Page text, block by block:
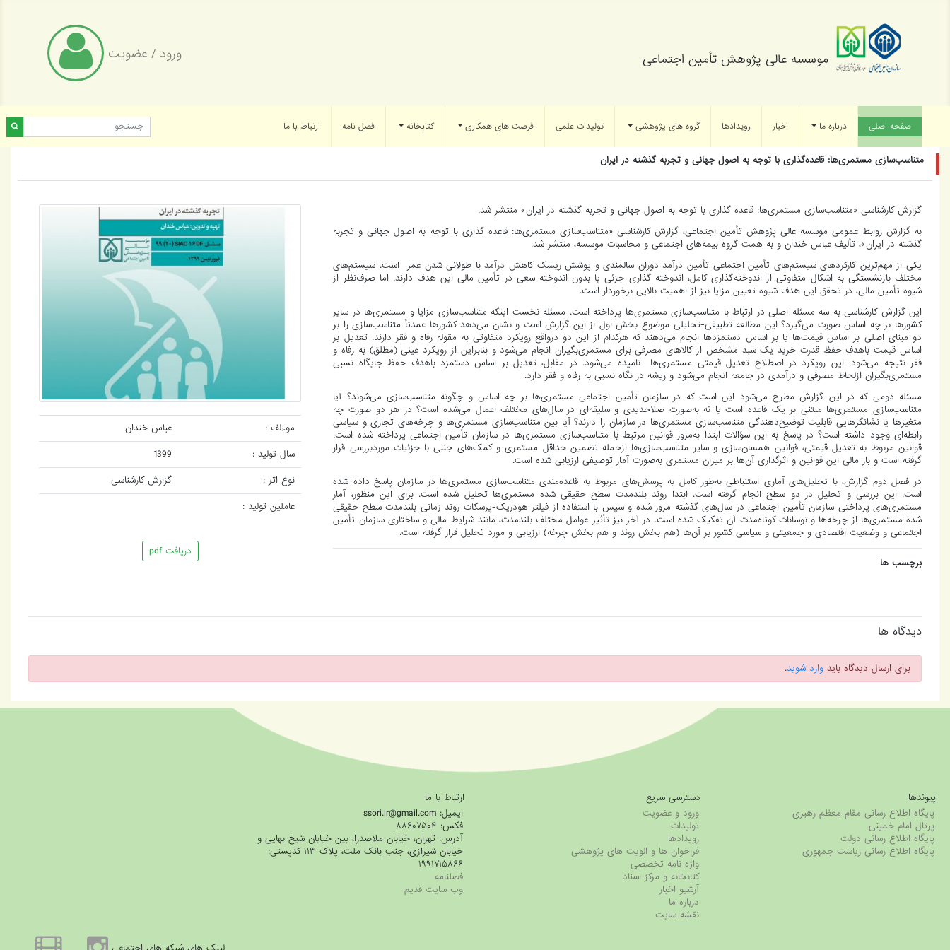
موسسه عالی پژوهش تأمین اجتماعی ورود / عضویت
صفحه اصلی درباره ما اخبار رویدادها گروه های پژوهشی تولیدات علمی فرصت های همکاری کتابخانه فصل نامه ارتباط با ما
متناسب‌سازی مستمری‌ها: قاعده‌گذاری با توجه به اصول جهانی و تجربه گذشته در ایران
گزارش کارشناسی «متناسب‌سازی مستمری‌ها: قاعده گذاری با توجه به اصول جهانی و تجربه گذشته در ایران» منتشر شد.
به گزارش روابط عمومی موسسه عالی پژوهش تأمین اجتماعی، گزارش کارشناسی «متناسب‌سازی مستمری‌ها: قاعده گذاری با توجه به اصول جهانی و تجربه
گذشته در ایران»، تألیف عباس خندان و به همت گروه بیمه‌های اجتماعی و محاسبات موسسه، منتشر شد.
یکی از مهم‌ترین کارکردهای سیستم‌های تأمین اجتماعی تأمین درآمد دوران سالمندی و پوشش ریسک کاهش درآمد با طولانی شدن عمر است. سیستم‌های
مختلف بازنشستگی به اشکال متفاوتی از اندوخته گذاری کامل، اندوخته گذاری جزئی یا بدون اندوخته سعی در تأمین مالی این هدف دارند. اما صرف‌نظر از
شیوه تأمین مالی، در تحقق این هدف شیوه تعیین مزایا نیز از اهمیت بالایی برخوردار است.
این گزارش کارشناسی به سه مسئله اصلی در ارتباط با متناسب‌سازی مستمری‌ها پرداخته است. مسئله نخست اینکه متناسب‌سازی مزایا و مستمری‌ها در سایر
کشورها بر چه اساس صورت می‌گیرد؟ این مطالعه تطبیقی-تحلیلی موضوع بخش اول از این گزارش است و نشان می‌دهد کشورها عمدتاً متناسب‌سازی را بر
دو مبنای اصلی بر اساس قیمت‌ها یا بر اساس دستمزدها انجام می‌دهند که هرکدام از این دو درواقع رویکرد متفاوتی به مقوله رفاه و فقر دارند. تعدیل بر
اساس قیمت باهدف حفظ قدرت خرید یک سبد مشخص از کالاهای مصرفی برای مستمری‌بگیران انجام می‌شود و بنابراین از رویکرد عینی (مطلق) به رفاه و
فقر نتیجه می‌شود. این رویکرد در اصطلاح تعدیل قیمتی مستمری‌ها نامیده می‌شود. در مقابل، تعدیل بر اساس دستمزد باهدف حفظ جایگاه نسبی
مستمری‌بگیران ازلحاظ مصرفی و درآمدی در جامعه انجام می‌شود و ریشه در نگاه نسبی به رفاه و فقر دارد.
مسئله دومی که در این گزارش مطرح می‌شود این است که در سازمان تأمین اجتماعی مستمری‌ها بر چه اساس و چگونه متناسب‌سازی می‌شوند؟ آیا
متناسب‌سازی مستمری‌ها مبتنی بر یک قاعده است یا نه به‌صورت صلاحدیدی و سلیقه‌ای در سال‌های مختلف اعمال می‌شده است؟ در هر دو صورت چه
متغیرها یا نشانگرهایی قابلیت توضیح‌دهندگی متناسب‌سازی مستمری‌ها در سازمان را دارند؟ آیا بین متناسب‌سازی مستمری‌ها و چرخه‌های تجاری و سیاسی
رابطه‌ای وجود داشته است؟ در پاسخ به این سؤالات ابتدا به‌مرور قوانین مرتبط با متناسب‌سازی مستمری‌ها در سازمان تأمین اجتماعی پرداخته شده است.
قوانین مربوط به تعدیل قیمتی، قوانین همسان‌سازی و سایر متناسب‌سازی‌ها ازجمله تضمین حداقل مستمری و کمک‌های جنبی با جزئیات موردبررسی قرار
گرفته است و بار مالی این قوانین و اثرگذاری آن‌ها بر میزان مستمری به‌صورت آمار توصیفی ارزیابی شده است.
در فصل دوم گزارش، با تحلیل‌های آماری استنباطی به‌طور کامل به پرسش‌های مربوط به قاعده‌مندی متناسب‌سازی مستمری‌ها در سازمان پاسخ داده شده
است. این بررسی و تحلیل در دو سطح انجام گرفته است. ابتدا روند بلندمدت سطح حقیقی شده مستمری‌ها تحلیل شده است. برای این منظور، آمار
مستمری‌های پرداختی سازمان تأمین اجتماعی در سال‌های گذشته مرور شده و سپس با استفاده از فیلتر هودریک-پرسکات روند زمانی بلندمدت سطح حقیقی
شده مستمری‌ها از چرخه‌ها و نوسانات کوتاه‌مدت آن تفکیک شده است. در آخر نیز تأثیر عوامل مختلف بلندمدت، مانند شرایط مالی و ساختاری سازمان تأمین
اجتماعی و وضعیت اقتصادی و جمعیتی و سیاسی کشور بر آن‌ها (هم بخش روند و هم بخش چرخه) ارزیابی و مورد تحلیل قرار گرفته است.
برچسب ها
موءلف :
عباس خندان
سال تولید :
1399
نوع اثر :
گزارش کارشناسی
عاملین تولید :
دریافت pdf
دیدگاه ها
برای ارسال دیدگاه باید وارد شوید.
پیوندها
پایگاه اطلاع رسانی مقام معظم رهبری
پرتال امام خمینی
پایگاه اطلاع رسانی دولت
پایگاه اطلاع رسانی ریاست جمهوری
دسترسی سریع
ورود و عضویت
تولیدات
رویدادها
فراخوان ها و الویت های پژوهشی
واژه نامه تخصصی
کتابخانه و مرکز اسناد
آرشیو اخبار
درباره ما
نقشه سایت
ارتباط با ما
ایمیل: ssori.ir@gmail.com
فکس: ۸۸۶۰۷۵۰۴
آدرس: تهران، خیابان ملاصدرا، بین خیابان شیخ بهایی و
خیابان شیرازی، جنب بانک ملت، پلاک ۱۱۳ کدپستی:
۱۹۹۱۷۱۵۸۶۶
فصلنامه
وب سایت قدیم